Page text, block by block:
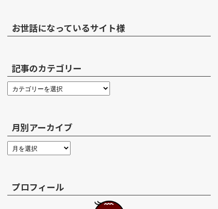
お世話になっているサイト様
記事のカテゴリー
月別アーカイブ
プロフィール